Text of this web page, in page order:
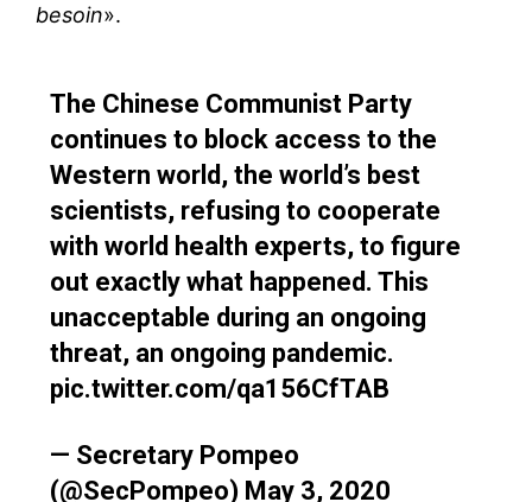
besoin».
The Chinese Communist Party
continues to block access to the
Western world, the world’s best
scientists, refusing to cooperate
with world health experts, to figure
out exactly what happened. This
unacceptable during an ongoing
threat, an ongoing pandemic.
pic.twitter.com/qa156CfTAB
— Secretary Pompeo
(@SecPompeo) May 3, 2020